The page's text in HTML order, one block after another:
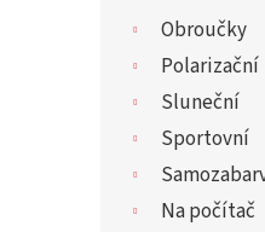
Obroučky
Polarizační
Sluneční
Sportovní
Na počítač